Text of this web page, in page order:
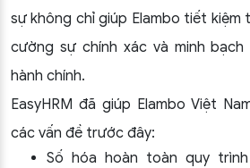
sự không chỉ giúp Elambo tiết kiệm
cường sự chính xác và minh
hành chính.
EasyHRM đã giúp Elambo Việt
các vấn đề trước đây:
Số hóa hoàn toàn quy